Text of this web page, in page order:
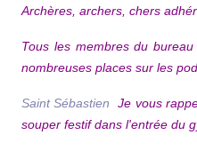
Archères, archers, chers
Tous les membres du
nombreuses places sur les
Saint Sébastien Je vous
souper festif dans l'entrée du